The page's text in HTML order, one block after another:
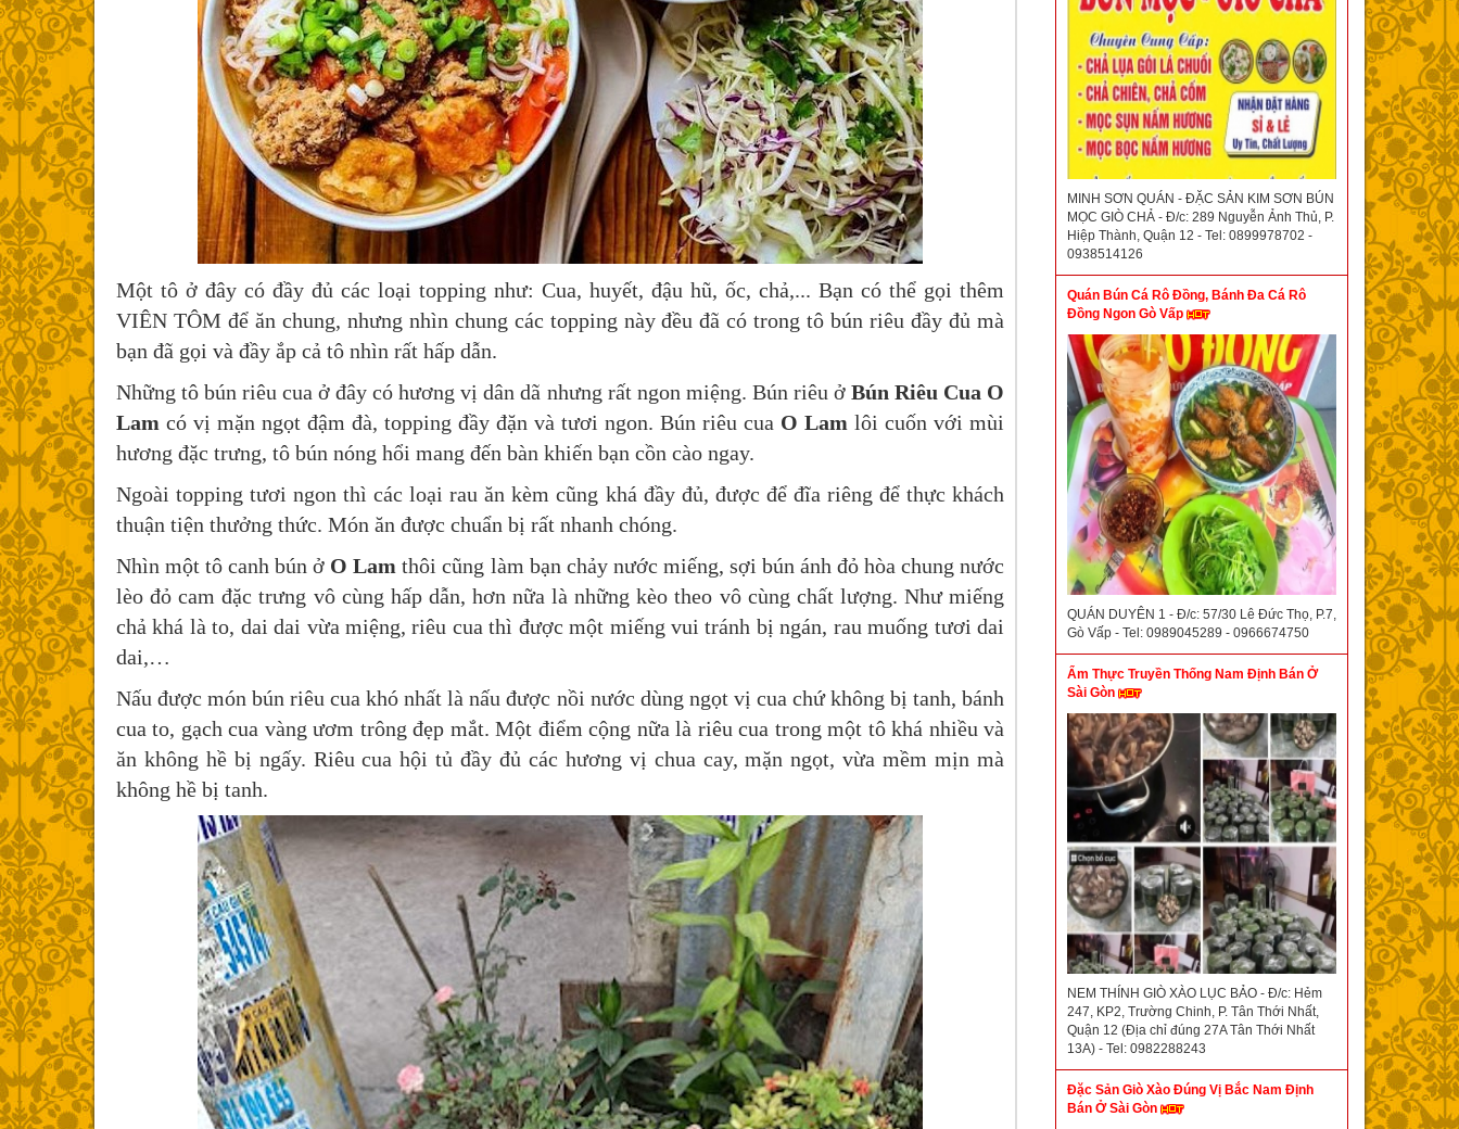
Một tô ở đây có đầy đủ các loại topping như: Cua, huyết, đậu hũ, ốc, chả,... Bạn có thể gọi thêm
VIÊN TÔM để ăn chung, nhưng nhìn chung các topping này đều đã có trong tô bún riêu đầy đủ mà
bạn đã gọi và đầy ắp cả tô nhìn rất hấp dẫn.
Những tô bún riêu cua ở đây có hương vị dân dã nhưng rất ngon miệng. Bún riêu ở Bún Riêu Cua O
Lam có vị mặn ngọt đậm đà, topping đầy đặn và tươi ngon. Bún riêu cua O Lam lôi cuốn với mùi
hương đặc trưng, tô bún nóng hổi mang đến bàn khiến bạn cồn cào ngay.
Ngoài topping tươi ngon thì các loại rau ăn kèm cũng khá đầy đủ, được để đĩa riêng để thực khách
thuận tiện thưởng thức. Món ăn được chuẩn bị rất nhanh chóng.
Nhìn một tô canh bún ở O Lam thôi cũng làm bạn chảy nước miếng, sợi bún ánh đỏ hòa chung nước
lèo đỏ cam đặc trưng vô cùng hấp dẫn, hơn nữa là những kèo theo vô cùng chất lượng. Như miếng
chả khá là to, dai dai vừa miệng, riêu cua thì được một miếng vui tránh bị ngán, rau muống tươi dai
dai,…
Nấu được món bún riêu cua khó nhất là nấu được nồi nước dùng ngọt vị cua chứ không bị tanh, bánh
cua to, gạch cua vàng ươm trông đẹp mắt. Một điểm cộng nữa là riêu cua trong một tô khá nhiều và
ăn không hề bị ngấy. Riêu cua hội tủ đầy đủ các hương vị chua cay, mặn ngọt, vừa mềm mịn mà
không hề bị tanh.
MINH SƠN QUÁN - ĐẶC SẢN KIM SƠN BÚN
MỌC GIÒ CHẢ - Đ/c: 289 Nguyễn Ảnh Thủ, P.
Hiệp Thành, Quận 12 - Tel: 0899978702 -
0938514126
Quán Bún Cá Rô Đồng, Bánh Đa Cá Rô
Đồng Ngon Gò Vấp
QUÁN DUYÊN 1 - Đ/c: 57/30 Lê Đức Thọ, P.7,
Gò Vấp - Tel: 0989045289 - 0966674750
Ẩm Thực Truyền Thống Nam Định Bán Ở
Sài Gòn
NEM THÍNH GIÒ XÀO LỤC BẢO - Đ/c: Hẻm
247, KP2, Trường Chinh, P. Tân Thới Nhất,
Quận 12 (Địa chỉ đúng 27A Tân Thới Nhất
13A) - Tel: 0982288243
Đặc Sản Giò Xào Đúng Vị Bắc Nam Định
Bán Ở Sài Gòn